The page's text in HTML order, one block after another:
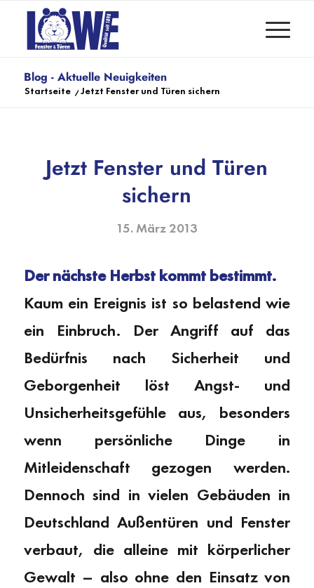
Blog - Aktuelle Neuigkeiten
Startseite /Jetzt Fenster und Türen sichern
Jetzt Fenster und Türen
sichern
15. März 2013
Der nächste Herbst kommt bestimmt.
Kaum ein Ereignis ist so belastend wie
ein Einbruch. Der Angriff auf das
Bedürfnis nach Sicherheit und
Geborgenheit löst Angst- und
Unsicherheitsgefühle aus, besonders
wenn persönliche Dinge in
Mitleidenschaft gezogen werden.
Dennoch sind in vielen Gebäuden in
Deutschland Außentüren und Fenster
verbaut, die alleine mit körperlicher
Gewalt – also ohne den Einsatz von